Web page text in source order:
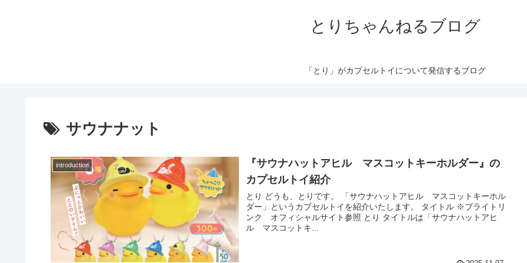
とりちゃんねるブログ
「とり」がカプセルトイについて発信するブログ
サウナナット
introduction
『サウナハットアヒル マスコットキーホルダー』の
カプセルトイ紹介
とり どうも、とりです。 「サウナハットアヒル マスコットキーホル
ダー」というカプセルトイを紹介いたします。 タイトル ※ブライトリ
ンク オフィシャルサイト参照 とり タイトルは「サウナハットアヒ
ル マスコットキ...